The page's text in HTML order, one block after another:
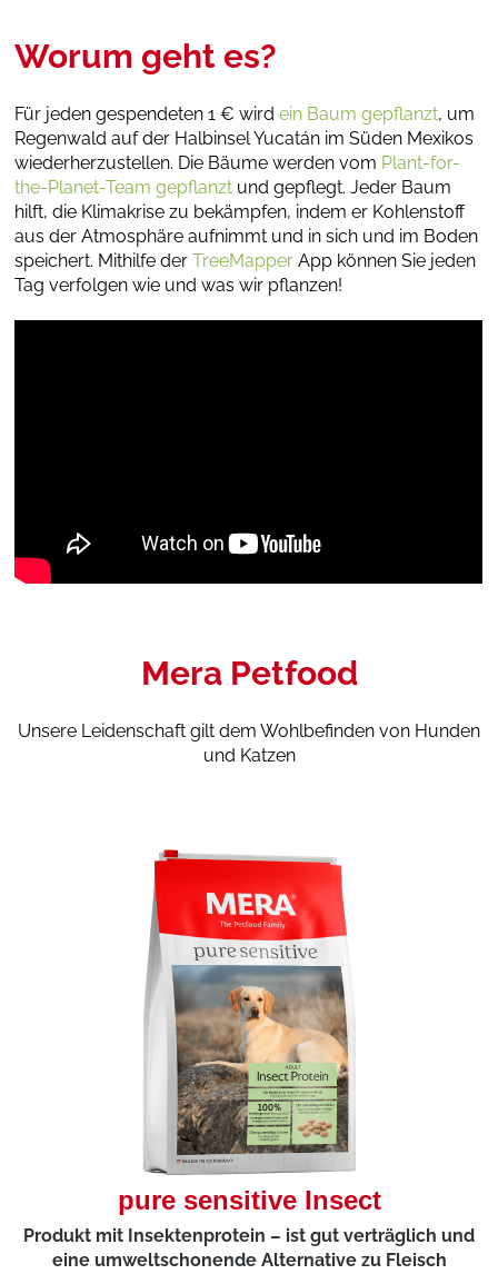
Worum geht es?
Für jeden gespendeten 1 € wirdein Baum gepflanzt, um
Regenwald auf der Halbinsel Yucatán im Süden Mexikos
wiederherzustellen. Die Bäume werden vom Plant-for-
the-Planet-Team gepflanzt und gepflegt. Jeder Baum
hilft, die Klimakrise zu bekämpfen, indem er Kohlenstoff
aus der Atmosphäre aufnimmt und in sich und im Boden
speichert. Mithilfe der TreeMapper App können Sie jeden
Tag verfolgen wie und was wir pflanzen!
Mera Petfood
Unsere Leidenschaft gilt dem Wohlbefinden von Hunden
und Katzen
pure sensitive Insect
Produkt mit Insektenprotein – ist gut verträglich und
eine umweltschonende Alternative zu Fleisch